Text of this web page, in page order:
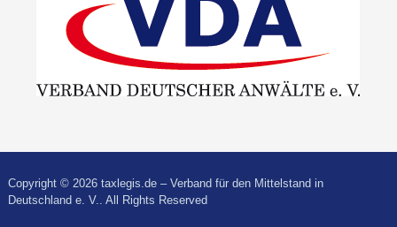
Copyright © 2026 taxlegis.de – Verband für den Mittelstand in
Deutschland e. V.. All Rights Reserved